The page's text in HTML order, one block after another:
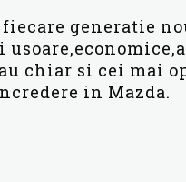
generatie
chiar si cei mai
in Mazda.